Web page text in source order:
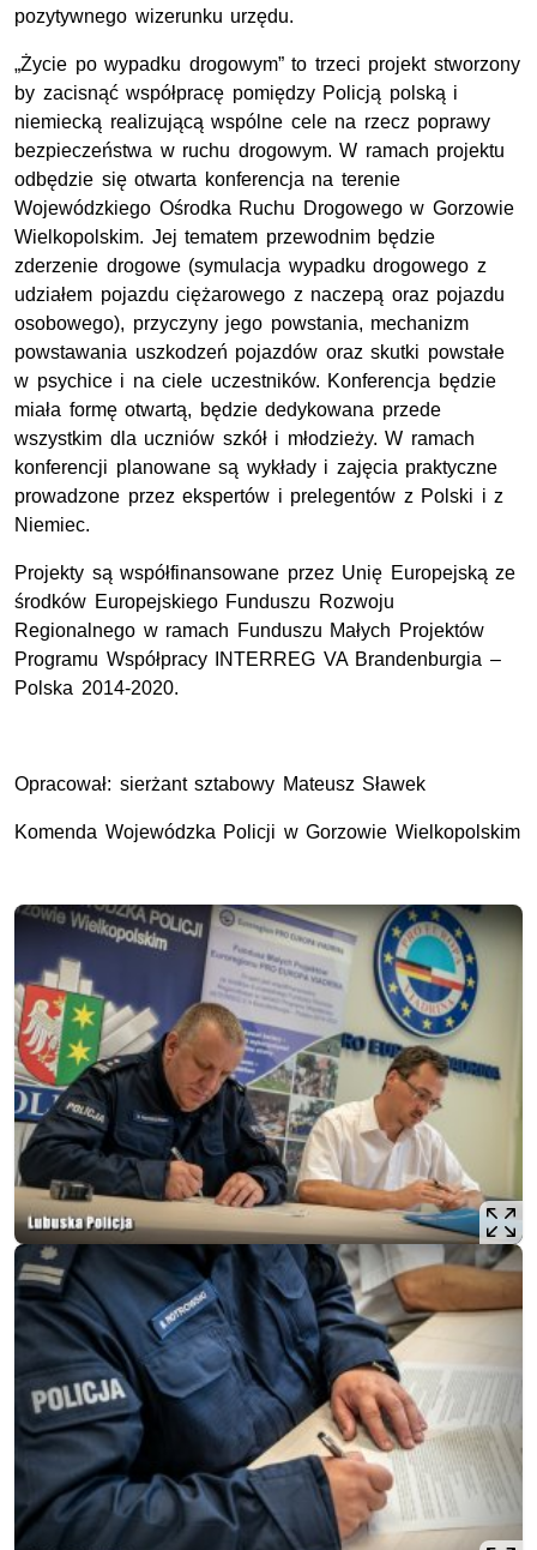
pozytywnego wizerunku urzędu.
„Życie po wypadku drogowym” to trzeci projekt stworzony
by zacisnąć współpracę pomiędzy Policją polską i
niemiecką realizującą wspólne cele na rzecz poprawy
bezpieczeństwa w ruchu drogowym. W ramach projektu
odbędzie się otwarta konferencja na terenie
Wojewódzkiego Ośrodka Ruchu Drogowego w Gorzowie
Wielkopolskim. Jej tematem przewodnim będzie
zderzenie drogowe (symulacja wypadku drogowego z
udziałem pojazdu ciężarowego z naczepą oraz pojazdu
osobowego), przyczyny jego powstania, mechanizm
powstawania uszkodzeń pojazdów oraz skutki powstałe
w psychice i na ciele uczestników. Konferencja będzie
miała formę otwartą, będzie dedykowana przede
wszystkim dla uczniów szkół i młodzieży. W ramach
konferencji planowane są wykłady i zajęcia praktyczne
prowadzone przez ekspertów i prelegentów z Polski i z
Niemiec.
Projekty są współfinansowane przez Unię Europejską ze
środków Europejskiego Funduszu Rozwoju
Regionalnego w ramach Funduszu Małych Projektów
Programu Współpracy INTERREG VA Brandenburgia –
Polska 2014-2020.
Opracował: sierżant sztabowy Mateusz Sławek
Komenda Wojewódzka Policji w Gorzowie Wielkopolskim